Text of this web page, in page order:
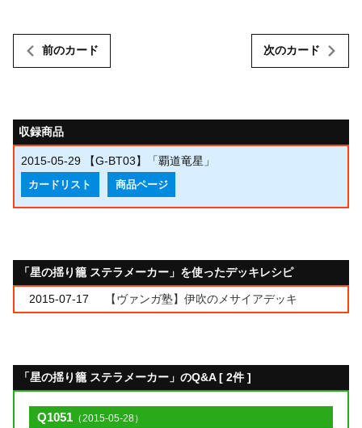
前のカード 次のカード
収録商品
2015-05-29 【G-BT03】「覇道竜星」
カードリスト 商品ページ
「星の揺り籠 ステラメーカー」を使ったデッキレシピ
2015-07-17 【ヴァンガ塾】伊吹のメサイアデッキ
「星の揺り籠 ステラメーカー」のQ&A [ 2件 ]
Q1051 （2015-05-28）